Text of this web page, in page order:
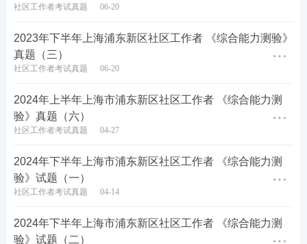
道理；钟南山院士逆行前往武汉，从科学的角度剖析
疫情防控，带动了一大批医务工作者戮力同心，更说
明了科学至上的重要性，他们都是人民的英雄。而在
抗击疫情志愿活动中，无论严冬还是酷暑，核酸检测
点、小区值守处总能看到社区工作者和志愿者们的身
影；在社区建设工作开展以来，他们不辞辛苦、顾全
大局，为了大家的环境，他们经常在道路上、楼院里
捡拾垃圾、劝导不文明行为，成了生活中“最接地
气”的英雄。
事做起，传播正能量，用自己的实际行动为社会的和
社区工作者考试真题 06-20
2023年下半年上海浦东新区社区工作者 《综合能力测验》
真题（三）
社区工作者考试真题 06-20
2024年上半年上海市浦东新区社区工作者 《综合能力测
验》真题（六）
社区工作者考试真题 04-27
2024年下半年上海市浦东新区社区工作者 《综合能力测
验》试题（一）
社区工作者考试真题 04-14
2024年下半年上海市浦东新区社区工作者 《综合能力测
验》试题（二）